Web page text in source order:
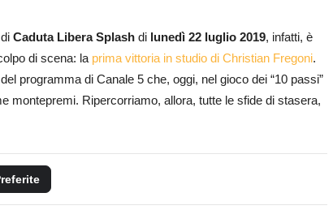
Caduta Libera Splash di lunedì 22 luglio 2019, infatti, è
di scena: la prima vittoria in studio di Christian Fregoni.
programma di Canale 5 che, oggi, nel gioco dei “10 passi”
montepremi. Ripercorriamo, allora, tutte le sfide di stasera,